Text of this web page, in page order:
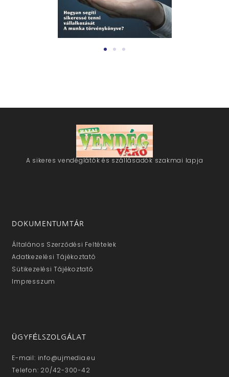
A sikeres vendéglátók és szállásadók szakmai lapja
DOKUMENTUMTÁR
Általános Szerződési Feltételek
Adatkezelési Tájékoztató
Sütikezelési Tájékoztató
Impresszum
ÜGYFÉLSZOLGÁLAT
E-mail: info@ujmedia.eu
Telefon: 20/42-300-42